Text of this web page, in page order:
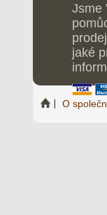
Jsme
jaké
O